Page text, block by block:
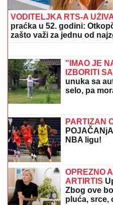
JANJUŠ SA
Provodio se
Veličković,
koju je
SRBI "PALI" U ŠPANIJI!
limuzinama, izneli sef iz
AKCIJI policije: Ojadili 9
evra!